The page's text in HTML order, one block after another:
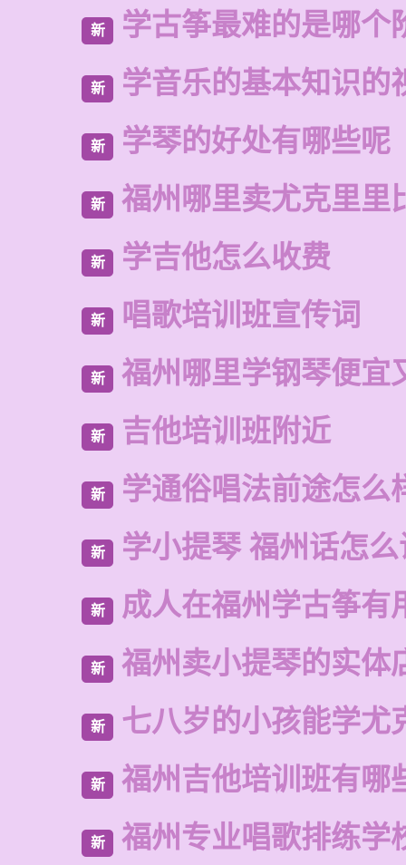
新 学古筝最难的是哪个
新 学音乐的基本知识的
新 学琴的好处有哪些呢
新 福州哪里卖尤克里里
新 学吉他怎么收费
新 唱歌培训班宣传词
新 福州哪里学钢琴便宜
新 吉他培训班附近
新 学通俗唱法前途怎么
新 学小提琴 福州话怎
新 成人在福州学古筝有
新 福州卖小提琴的实体
新 七八岁的小孩能学尤
新 福州吉他培训班有哪
新 福州专业唱歌排练学